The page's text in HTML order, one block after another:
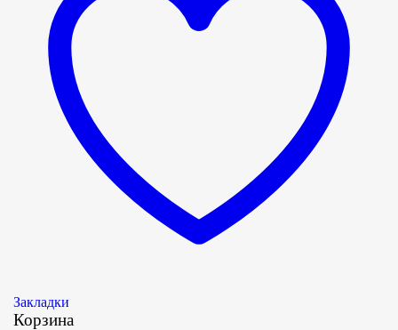
Закладки
Корзина